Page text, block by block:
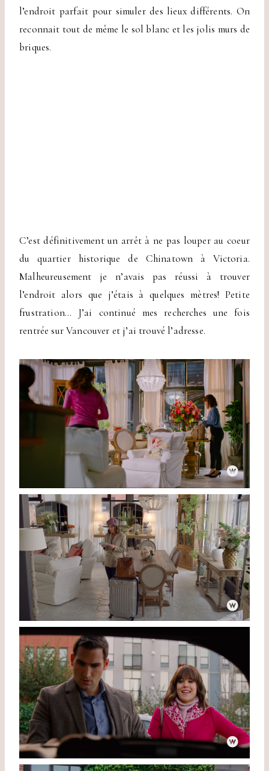
l’endroit parfait pour simuler des lieux différents. On
reconnait tout de même le sol blanc et les jolis murs de
briques.
C’est définitivement un arrêt à ne pas louper au coeur
du quartier historique de Chinatown à Victoria.
Malheureusement je n’avais pas réussi à trouver
l’endroit alors que j’étais à quelques mètres! Petite
frustration… J’ai continué mes recherches une fois
rentrée sur Vancouver et j’ai trouvé l’adresse.